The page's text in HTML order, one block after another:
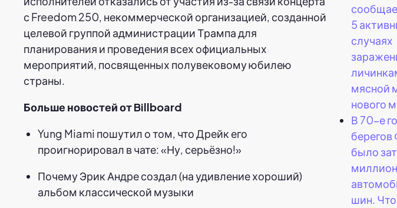
с Freedom 250, некоммерческой организацией, созданной
целевой группой администрации Трампа для
планирования и проведения всех официальных
мероприятий, посвященных полувековому юбилею
страны.
Больше новостей от Billboard
Yung Miami пошутил о том, что Дрейк его
проигнорировал в чате: «Ну, серьёзно!»
Почему Эрик Андре создал (на удивление хороший)
альбом классической музыки
5
случаях
мясной
нового
В 70-е
было
шин.